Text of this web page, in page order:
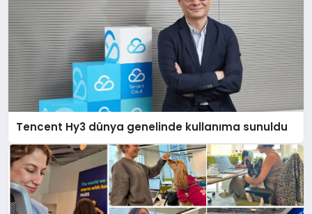
Tencent Hy3 dünya genelinde kullanıma sunuldu